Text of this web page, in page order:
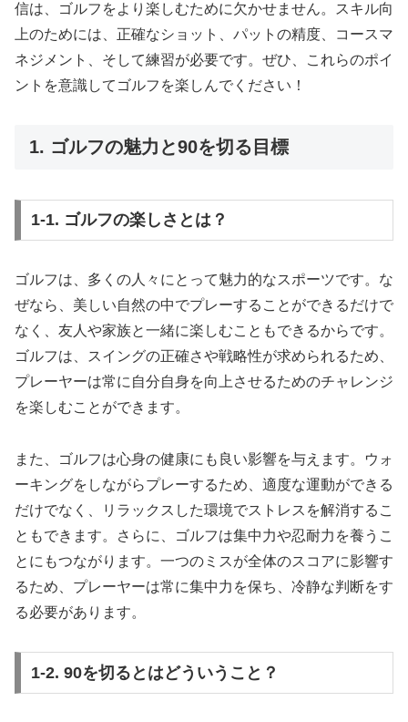
信は、ゴルフをより楽しむために欠かせません。スキル向
上のためには、正確なショット、パットの精度、コースマ
ネジメント、そして練習が必要です。ぜひ、これらのポイ
ントを意識してゴルフを楽しんでください！
1. ゴルフの魅力と90を切る目標
1-1. ゴルフの楽しさとは？
ゴルフは、多くの人々にとって魅力的なスポーツです。な
ぜなら、美しい自然の中でプレーすることができるだけで
なく、友人や家族と一緒に楽しむこともできるからです。
ゴルフは、スイングの正確さや戦略性が求められるため、
プレーヤーは常に自分自身を向上させるためのチャレンジ
を楽しむことができます。
また、ゴルフは心身の健康にも良い影響を与えます。ウォ
ーキングをしながらプレーするため、適度な運動ができる
だけでなく、リラックスした環境でストレスを解消するこ
ともできます。さらに、ゴルフは集中力や忍耐力を養うこ
とにもつながります。一つのミスが全体のスコアに影響す
るため、プレーヤーは常に集中力を保ち、冷静な判断をす
る必要があります。
1-2. 90を切るとはどういうこと？